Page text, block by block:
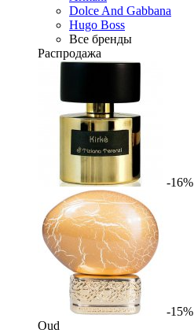
Dolce And Gabbana
Hugo Boss
Все бренды
Распродажа
-16%
-15%
Oud